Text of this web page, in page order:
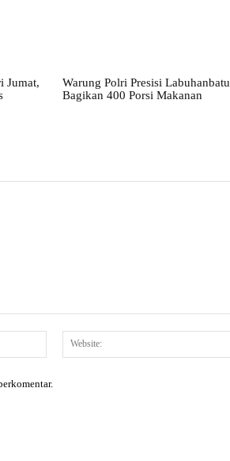
Jumat,
Warung Polri Presisi Labuhanbatu
Bagikan 400 Porsi Makanan
Email:*